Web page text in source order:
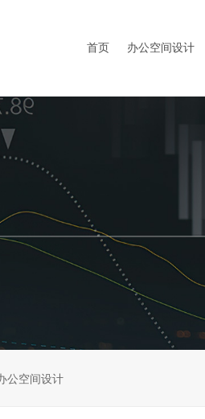
首页 办公空间设计
公空间设计